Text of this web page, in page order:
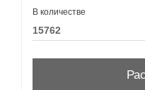
В количестве